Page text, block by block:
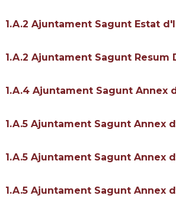
1.A.2 Ajuntament Sagunt Estat
1.A.2 Ajuntament Sagunt Resum
1.A.4 Ajuntament Sagunt Annex
1.A.5 Ajuntament Sagunt Annex
1.A.5 Ajuntament Sagunt Annex
1.A.5 Ajuntament Sagunt Annex